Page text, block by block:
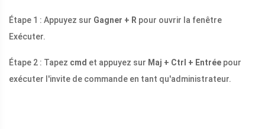
Étape 1 : Appuyez sur Gagner + R pour ouvrir la fenêtre
Exécuter.
Étape 2 : Tapez cmd et appuyez sur Maj + Ctrl + Entrée pour
exécuter l'invite de commande en tant qu'administrateur.